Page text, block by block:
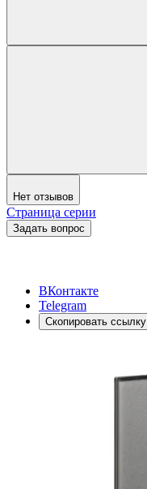
Нет отзывов
Страница серии
Задать вопрос
ВКонтакте
Telegram
Скопировать ссылку